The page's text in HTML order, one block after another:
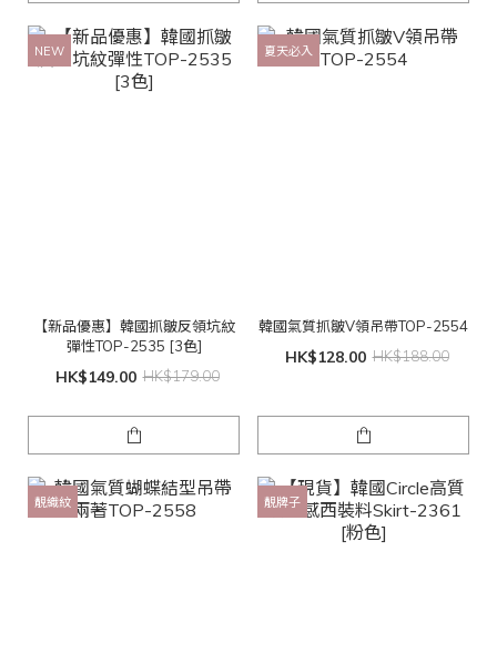
NEW
【新品優惠】韓國抓皺反領坑紋
彈性TOP-2535 [3色]
HK$149.00 HK$179.00
夏天必入
韓國氣質抓皺V領吊帶TOP-2554
HK$128.00 HK$188.00
靚織紋 靚牌子